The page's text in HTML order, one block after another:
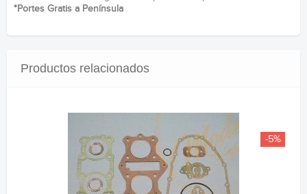
*Portes Gratis a Península
Productos relacionados
-5%